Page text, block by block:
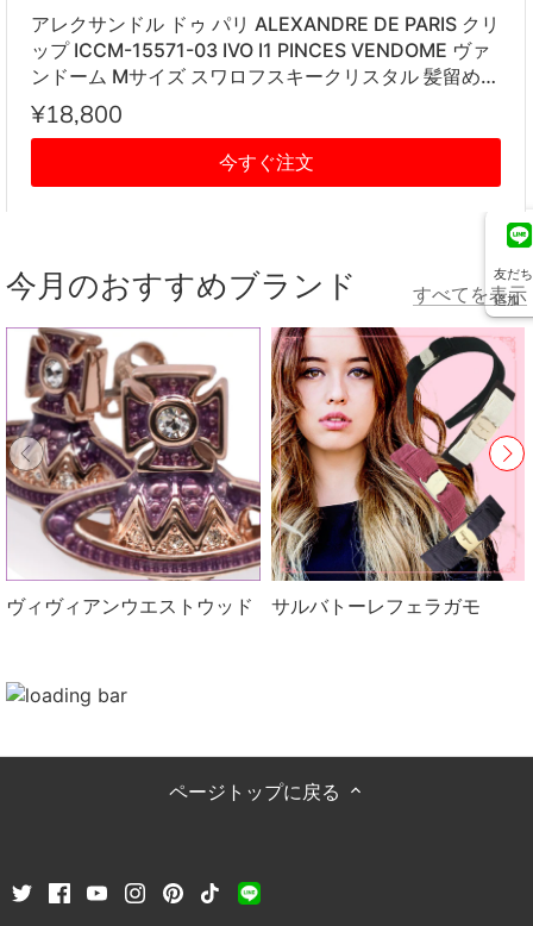
友だち
追加
アレクサンドル ドゥ パリ ALEXANDRE DE PARIS クリ
ップ ICCM-15571-03 IVO I1 PINCES VENDOME ヴァ
ンドーム Mサイズ スワロフスキークリスタル 髪留め
レディース アイボリー系
¥18,800
今すぐ注文
今月のおすすめブランド すべてを表示
ヴィヴィアンウエストウッド サルバトーレフェラガモ
ページトップに戻る